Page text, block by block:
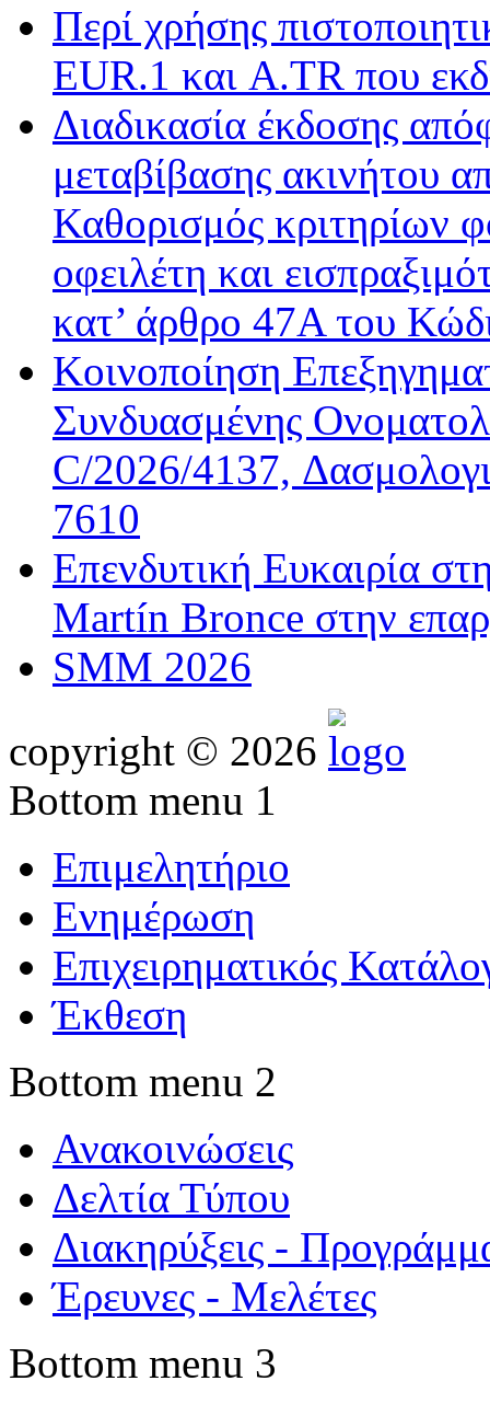
Περί χρήσης
EUR.1 και A.TR που
Διαδικασία έκδοσης
μεταβίβασης ακινήτου
Καθορισμός κριτηρίων
οφειλέτη και
κατ’ άρθρο 47Α του
Κοινοποίηση
Συνδυασμένης
C/2026/4137,
7610
Επενδυτική Ευκαιρία
Martín Bronce στην
SMM 2026
copyright © 2026
Bottom menu 1
Επιμελητήριο
Ενημέρωση
Επιχειρηματικός
Έκθεση
Bottom menu 2
Ανακοινώσεις
Δελτία Τύπου
Διακηρύξεις -
Έρευνες - Μελέτες
Bottom menu 3